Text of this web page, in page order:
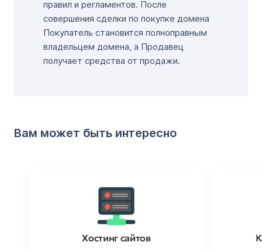
правил и регламентов. После
совершения сделки по покупке домена
Покупатель становится полноправным
владельцем домена, а Продавец
получает средства от продажи.
Вам может быть интересно
Хостинг сайтов